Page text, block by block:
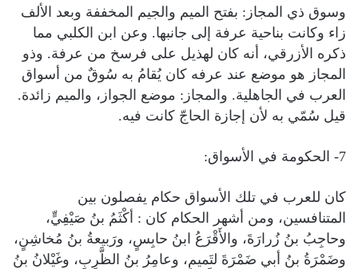
وسوق ذي المجاز: بفتح الميم والجيم المخففة وبعد الألف
زاء وكانت بناحية عرفة إلى جانبها. وعن ابن الكلبي مما
ذكره الأزرقي، أنه كان لهذيل على فرسخ من عرفة. وذو
المجاز هو موضع عند عرفه كان يُقامُ به سُوقٌ من أسواق
العرب في الجاهلية. والمجاز: موضع الجواز، والميم زائدة.
قيل سُمّي به لأن إجازة الحاجّ كانت فيه.
7- الحكومة في الأسواق:
كان للعرب في تلك الأسواق حكام يفصلون بين
المتنافسين، ومن أشهر الحكام كان : أكْثَمُ بنُ صَيْفِيٍّ،
وحاجِبُ بنُ زُرارَةَ، والأَقْرَعُ ابنُ حابِسٍ، ورَبيعةُ بنُ مُخاشِنٍ،
وضَمْرَةُ بنُ أبي ضَمْرَةَ لتَميمٍ، وعامِرُ بنُ الظَّرِبِ، وغَيْلانُ بنُ